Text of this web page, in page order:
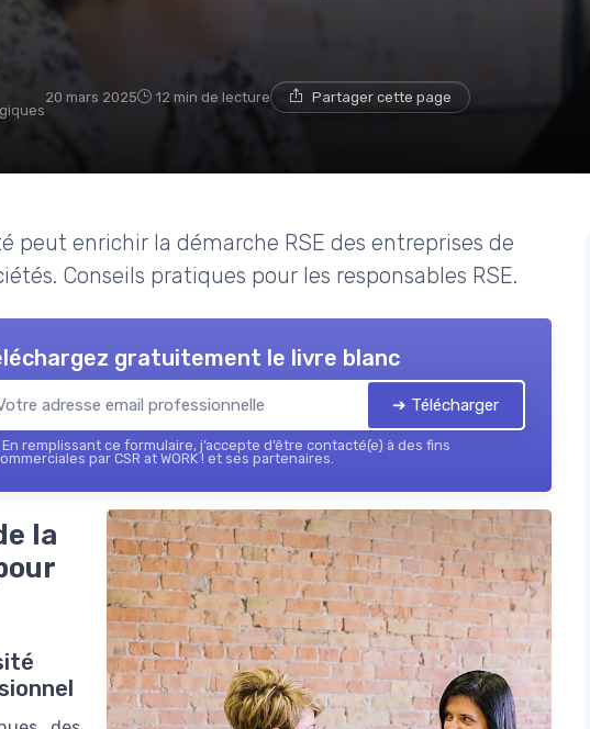
20 mars 2025 12 min de lecture Partager cette page
peut enrichir la démarche RSE des entreprises de
Conseils pratiques pour les responsables RSE.
gratuitement le livre blanc
➔ Télécharger
En remplissant ce formulaire, j’accepte d’être contacté(e) à des fins
par CSR at WORK ! et ses partenaires.
la